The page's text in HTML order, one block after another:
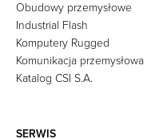
Obudowy przemysłowe
Industrial Flash
Komputery Rugged
Komunikacja przemysłowa
Katalog CSI S.A.
SERWIS